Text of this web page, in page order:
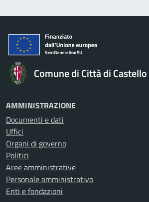
Comune di Città di Castello
AMMINISTRAZIONE
Documenti e dati
Uffici
Organi di governo
Politici
Aree amministrative
Personale amministrativo
Enti e fondazioni